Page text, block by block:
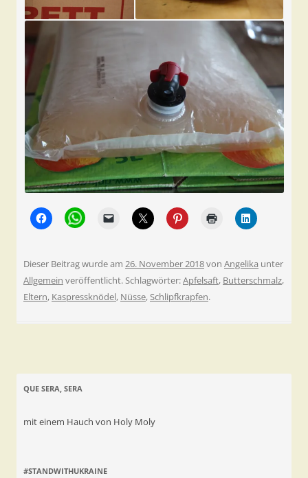
Dieser Beitrag wurde am 26. November 2018von Angelika unter
Allgemein veröffentlicht. Schlagwörter:Apfelsaft, Butterschmalz,
Eltern, Kaspressknödel, Nüsse,Schlipfkrapfen.
QUE SERA, SERA
mit einem Hauch von Holy Moly
#STANDWITHUKRAINE